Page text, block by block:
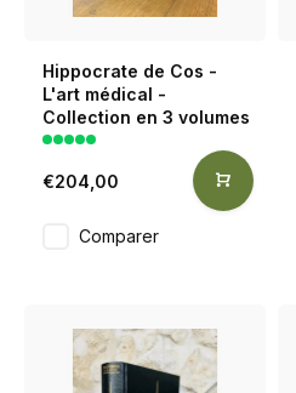
Hippocrate de Cos -
L'art médical -
Collection en 3 volumes
€204,00
Comparer